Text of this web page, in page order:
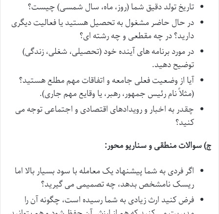
تاریخ تولد دقیق شما (روز، ماه، سال شمسی) چیست؟
در حال حاضر مشغول به تحصیل هستید یا فعالیت دیگری
دارید؟ در چه مقطعی و چه رشته ای؟
در مورد برنامه های آینده خود (تحصیلی، شغلی، زندگی)
توضیح دهید.
آیا از وضعیت فعلی جامعه و اتفاقات مهم مطلع هستید؟
(مثلاً نام رئیس جمهور، رهبر، یا وقایع مهم جاری).
چقدر به اخبار و رویدادهای اقتصادی و اجتماعی توجه می
کنید؟
ج) سوالات منطقی و سناریو محور:
اگر فردی به شما پیشنهاد یک معامله با سود بسیار بالا اما
ریسک نامشخص بدهد، چه تصمیمی می گیرید؟
فرض کنید ارث زیادی به شما رسیده است، چگونه آن را